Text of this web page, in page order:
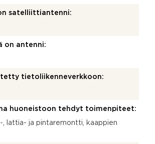
satelliittiantenni:
on antenni:
tietoliikenneverkkoon:
huoneistoon tehdyt toimenpiteet:
, lattia- ja pintaremontti, kaappien